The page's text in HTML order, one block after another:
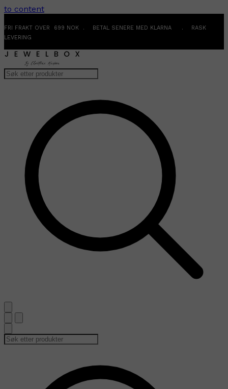
to content
FRI FRAKT OVER 699 NOK . BETAL SENERE MED KLARNA . RASK
LEVERING